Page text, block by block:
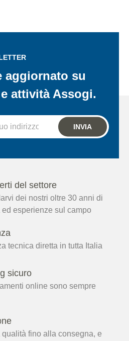
aggiornato su
attività Assogi.
INVIA
del settore
dei nostri oltre 30 anni di
ed esperienze sul campo
tecnica diretta in tutta Italia
sicuro
online sono sempre
qualità fino alla consegna, e